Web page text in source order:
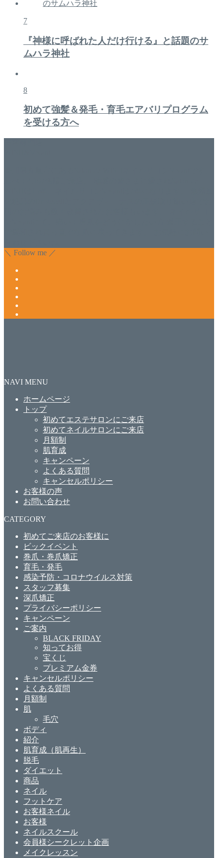
7
『神様に呼ばれた人だけ行ける』と話題のサ
ムハラ神社
8
初めて強髪＆発毛・育毛エアバリプログラム
を受ける方へ
＼ Follow me ／
NAVI MENU
ホームページ
トップ
初めてエステサロンにご来店
初めてネイルサロンにご来店
月額制
肌育成
キャンペーン
よくある質問
キャンセルポリシー
お客様の声
お問い合わせ
CATEGORY
初めてご来店のお客様に
ビックイベント
巻爪・巻爪矯正
育毛・発毛
感染予防・コロナウイルス対策
スタッフ募集
深爪矯正
プライバシーポリシー
キャンペーン
ご案内
BLACK FRIDAY
知ってお得
宝くじ
プレミアム金券
キャンセルポリシー
よくある質問
月額制
肌
毛穴
ボディ
紹介
肌育成（肌再生）
脱毛
ダイエット
商品
ネイル
フットケア
お客様ネイル
お客様
ネイルスクール
会員様シークレット企画
メイクレッスン